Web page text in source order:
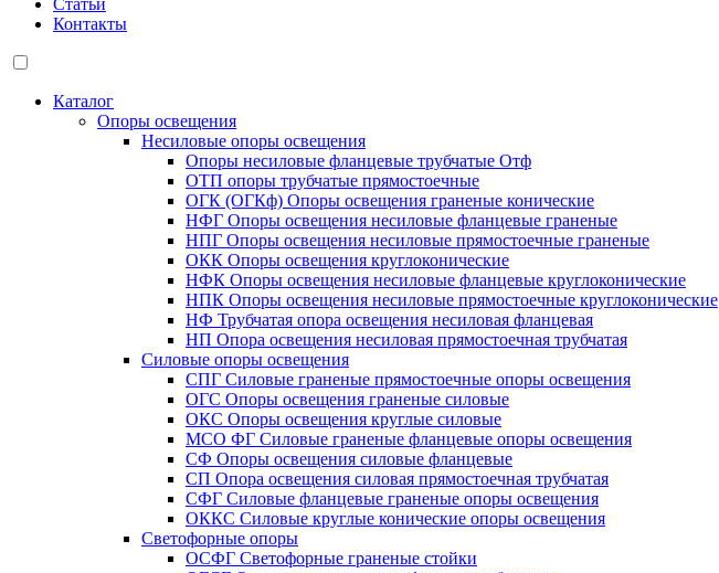
Статьи
Контакты
Каталог
Опоры освещения
Несиловые опоры освещения
Опоры несиловые фланцевые трубчатые Отф
ОТП опоры трубчатые прямостоечные
ОГК (ОГКф) Опоры освещения граненые конические
НФГ Опоры освещения несиловые фланцевые граненые
НПГ Опоры освещения несиловые прямостоечные граненые
ОКК Опоры освещения круглоконические
НФК Опоры освещения несиловые фланцевые круглоконические
НПК Опоры освещения несиловые прямостоечные круглоконические
НФ Трубчатая опора освещения несиловая фланцевая
НП Опора освещения несиловая прямостоечная трубчатая
Силовые опоры освещения
СПГ Силовые граненые прямостоечные опоры освещения
ОГС Опоры освещения граненые силовые
ОКС Опоры освещения круглые силовые
МСО ФГ Силовые граненые фланцевые опоры освещения
СФ Опоры освещения силовые фланцевые
СП Опора освещения силовая прямостоечная трубчатая
СФГ Силовые фланцевые граненые опоры освещения
ОККС Силовые круглые конические опоры освещения
Светофорные опоры
ОСФГ Светофорные граненые стойки